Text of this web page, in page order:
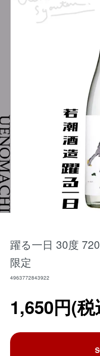
躍る一日 30度
限定
4963772843922
1,650円(税